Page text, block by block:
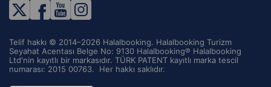
Telif hakkı © 2014–2026 Halalbooking. Halalbooking Turizm
Seyahat Acentası Belge No: 9130 Halalbooking® Halalbooking
Ltd'nin kayıtlı bir markasıdır. TÜRK PATENT kayıtlı marka tescil
numarası: 2015 00763. ‌ Her hakkı saklıdır.